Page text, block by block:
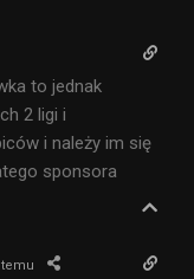
to jednak
2 ligi i
i należy im się
sponsora